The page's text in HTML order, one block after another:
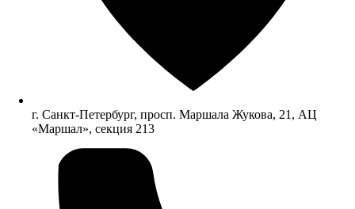
г. Санкт-Петербург, просп. Маршала Жукова, 21, АЦ
«Маршал», секция 213